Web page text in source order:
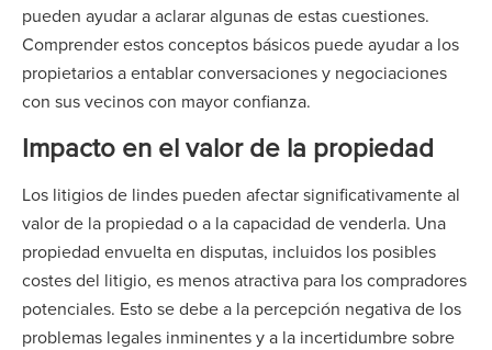
pueden ayudar a aclarar algunas de estas cuestiones.
Comprender estos conceptos básicos puede ayudar a los
propietarios a entablar conversaciones y negociaciones
con sus vecinos con mayor confianza.
Impacto en el valor de la propiedad
Los litigios de lindes pueden afectar significativamente al
valor de la propiedad o a la capacidad de venderla. Una
propiedad envuelta en disputas, incluidos los posibles
costes del litigio, es menos atractiva para los compradores
potenciales. Esto se debe a la percepción negativa de los
problemas legales inminentes y a la incertidumbre sobre